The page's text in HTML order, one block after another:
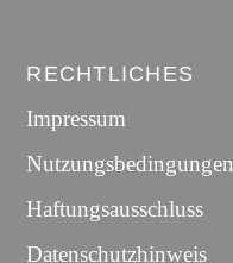
RECHTLICHES
Impressum
Nutzungsbedingungen
Haftungsausschluss
Datenschutzhinweis